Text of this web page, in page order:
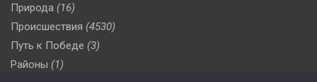
Природа (16)
Происшествия (4530)
Путь к Победе (3)
Районы (1)